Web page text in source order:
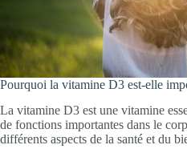
Pourquoi la vitamine D3 est-elle
La vitamine D3 est une vitamine
de fonctions importantes dans le
différents aspects de la santé et du